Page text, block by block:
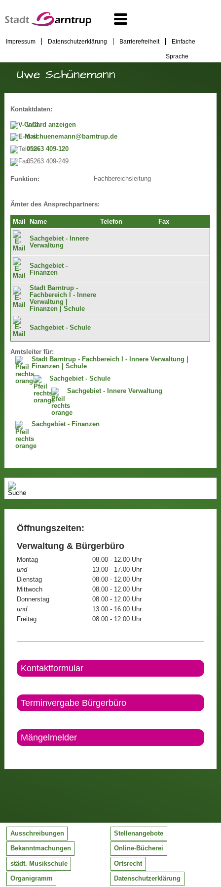
Impressum Datenschutzerklärung Barrierefreiheit Einfache
Sprache
Uwe Schünemann
Kontaktdaten:
v-Card anzeigen
u.schuenemann@barntrup.de
05263 409-120
05263 409-249
Funktion: Fachbereichsleitung
Ämter des Ansprechpartners:
Mail Name Telefon Fax
Sachgebiet - Innere
Verwaltung
Sachgebiet -
Finanzen
Stadt Barntrup -
Fachbereich I - Innere
Verwaltung |
Finanzen | Schule
Sachgebiet - Schule
Amtsleiter für:
Stadt Barntrup - Fachbereich I - Innere Verwaltung |
Finanzen | Schule
Sachgebiet - Schule
Sachgebiet - Innere Verwaltung
Sachgebiet - Finanzen
Öffnungszeiten:
Verwaltung & Bürgerbüro
Montag
08.00 - 12.00 Uhr
und
13.00 - 17.00 Uhr
Dienstag
08.00 - 12.00 Uhr
Mittwoch
08.00 - 12.00 Uhr
Donnerstag
08.00 - 12.00 Uhr
und
13.00 - 16.00 Uhr
Freitag
08.00 - 12:00 Uhr
Kontaktformular
Terminvergabe Bürgerbüro
Mängelmelder
Ausschreibungen Stellenangebote
Bekanntmachungen Online-Bücherei
städt. Musikschule Ortsrecht
Organigramm Datenschutzerklärung